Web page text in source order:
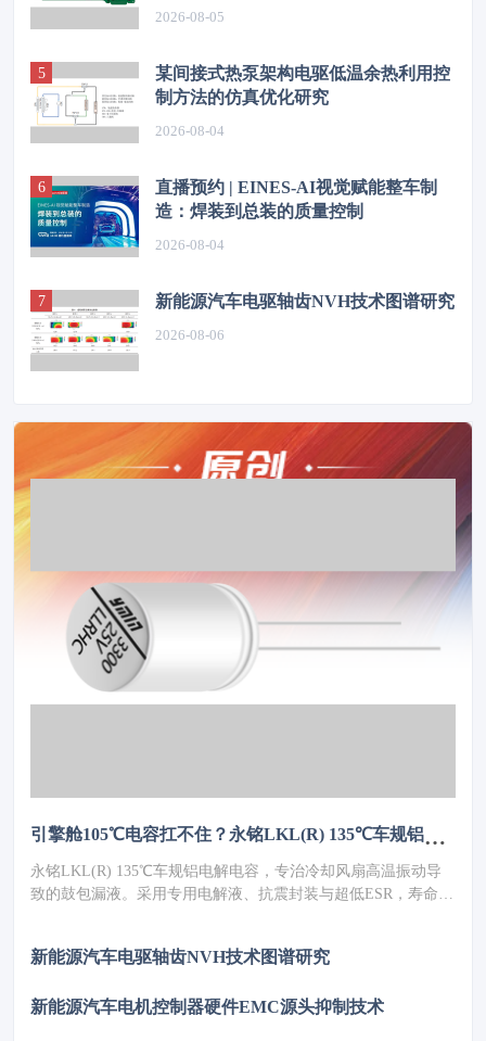
2026-08-05
某间接式热泵架构电驱低温余热利用控
制方法的仿真优化研究
2026-08-04
直播预约 | EINES-AI视觉赋能整车制
造：焊装到总装的质量控制
2026-08-04
新能源汽车电驱轴齿NVH技术图谱研究
2026-08-06
引擎舱105℃电容扛不住？永铭LKL(R) 135℃车规铝电解电容，破解冷却风扇高温振动失效难题
永铭LKL(R) 135℃车规铝电解电容，专治冷却风扇高温振动导
致的鼓包漏液。采用专用电解液、抗震封装与超低ESR，寿命超
近零，全生命周期成本优势显著，助力国产化替代。
新能源汽车电驱轴齿NVH技术图谱研究
新能源汽车电机控制器硬件EMC源头抑制技术